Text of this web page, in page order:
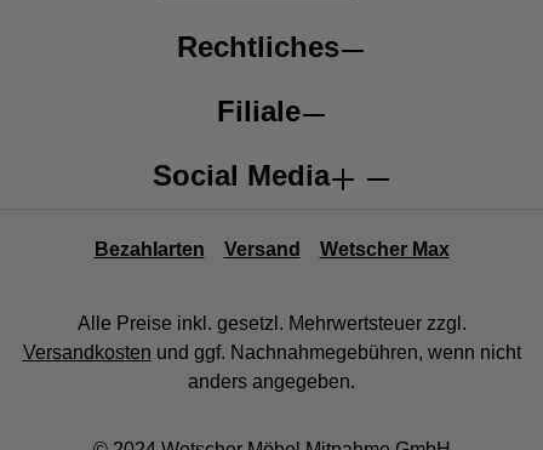
Rechtliches
Filiale
Social Media
Bezahlarten Versand Wetscher Max
Alle Preise inkl. gesetzl. Mehrwertsteuer zzgl.
Versandkosten und ggf. Nachnahmegebühren, wenn nicht
anders angegeben.